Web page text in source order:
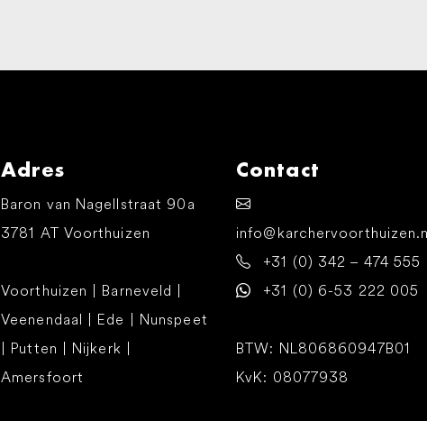
Adres
Baron van Nagellstraat 90a
3781 AT Voorthuizen
Voorthuizen | Barneveld |
Veenendaal | Ede | Nunspeet
| Putten | Nijkerk |
Amersfoort
Contact
+31 (0) 342 – 474 555
+31 (0) 6-53 222 005
BTW: NL806860947B01
KvK: 08077938